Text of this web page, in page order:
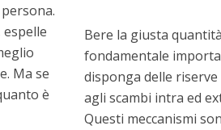
Ma se
è
Bere la giusta
fondamentale
disponga delle
agli scambi intra ed
Questi meccanismi